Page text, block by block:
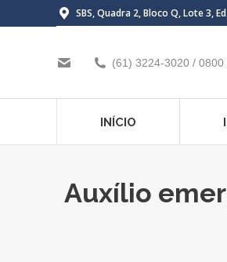
SBS, Quadra 2, Bloco Q, Lote 3,
(61) 3224-3020 / 0800
INÍCIO
Auxílio